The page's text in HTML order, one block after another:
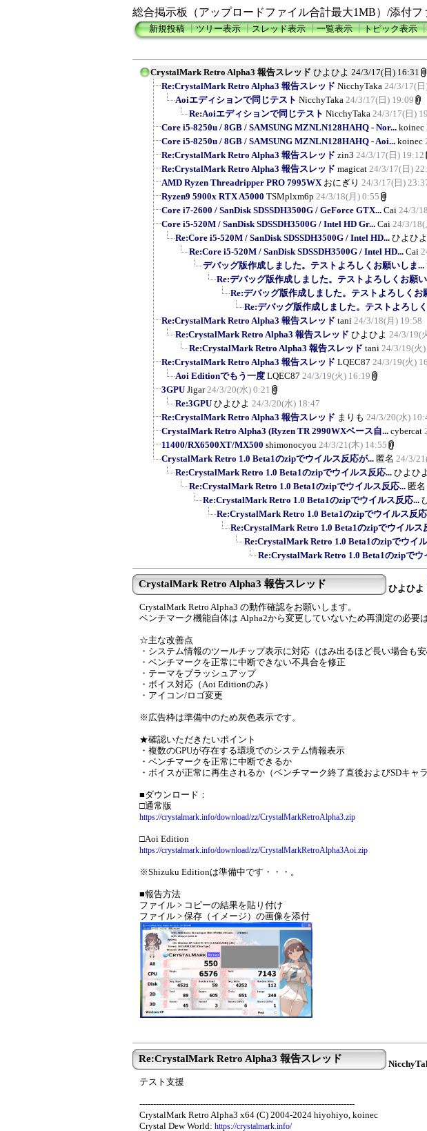
総合掲示板（アップロードファイル合計最大1MB）/添付
新規投稿┃ツリー表示┃スレッド表示┃一覧表示┃トピック表示
CrystalMark Retro Alpha3 報告スレッド ひよひよ 24/3/17(日) 16:31
Re:CrystalMark Retro Alpha3 報告スレッド NicchyTaka 24/3/17(日
Aoiエディションで同じテスト NicchyTaka 24/3/17(日) 19:09
Re:Aoiエディションで同じテスト NicchyTaka 24/3/17(日)
Core i5-8250u / 8GB / SAMSUNG MZNLN128HAHQ - Nor... koinec
Core i5-8250u / 8GB / SAMSUNG MZNLN128HAHQ - Aoi... koinec
Re:CrystalMark Retro Alpha3 報告スレッド zin3 24/3/17(日) 19:12
Re:CrystalMark Retro Alpha3 報告スレッド magicat 24/3/17(日)
AMD Ryzen Threadripper PRO 7995WX おにぎり 24/3/17(日)
Ryzen9 5900x RTX A5000 TSMplxm6p 24/3/18(月) 0:55
Core i7-2600 / SanDisk SDSSDH3500G / GeForce GTX... Cai 24/3/
Core i5-520M / SanDisk SDSSDH3500G / Intel HD Gr... Cai 24/3/18(
Re:Core i5-520M / SanDisk SDSSDH3500G / Intel HD... ひよひよ
Re:Core i5-520M / SanDisk SDSSDH3500G / Intel HD... Cai
デバッグ版作成しました。テストよろしくお願いしま...
Re:デバッグ版作成しました。テストよろしくお願
Re:デバッグ版作成しました。テストよろしくお
Re:デバッグ版作成しました。テストよろし
Re:CrystalMark Retro Alpha3 報告スレッド tani 24/3/18(月) 19:58
Re:CrystalMark Retro Alpha3 報告スレッド ひよひよ 24/3/19(
Re:CrystalMark Retro Alpha3 報告スレッド tani 24/3/19(火)
Re:CrystalMark Retro Alpha3 報告スレッド LQEC87 24/3/19(火)
Aoi Editionでもう一度 LQEC87 24/3/19(火) 16:19
3GPU Jigar 24/3/20(水) 0:21
Re:3GPU ひよひよ 24/3/20(水) 18:47
Re:CrystalMark Retro Alpha3 報告スレッド まりも 24/3/20(水)
CrystalMark Retro Alpha3 (Ryzen TR 2990WXベース自... cybercat
11400/RX6500XT/MX500 shimonocyou 24/3/21(木) 14:55
CrystalMark Retro 1.0 Beta1のzipでウイルス反応が... 匿名 24/3/
Re:CrystalMark Retro 1.0 Beta1のzipでウイルス反応... ひよひよ
Re:CrystalMark Retro 1.0 Beta1のzipでウイルス反応... 匿名
Re:CrystalMark Retro 1.0 Beta1のzipでウイルス反応...
Re:CrystalMark Retro 1.0 Beta1のzipでウイルス反
Re:CrystalMark Retro 1.0 Beta1のzipでウイルス
Re:CrystalMark Retro 1.0 Beta1のzipでウイ
Re:CrystalMark Retro 1.0 Beta1のzipでウ
CrystalMark Retro Alpha3 報告スレッド ひよひよ
CrystalMark Retro Alpha3 の動作確認をお願いします。
ベンチマーク機能自体は Alpha2から変更していないため再測定の必要
☆主な改善点
・システム情報のツールチップ表示に対応（はみ出るほど長い場合も安
・ベンチマークを正常に中断できない不具合を修正
・テーマをブラッシュアップ
・ボイス対応（Aoi Editionのみ）
・アイコン/ロゴ変更
※広告枠は準備中のため灰色表示です。
★確認いただきたいポイント
・複数のGPUが存在する環境でのシステム情報表示
・ベンチマークを正常に中断できるか
・ボイスが正常に再生されるか（ベンチマーク終了直後およびSDキャ
■ダウンロード：
□通常版
https://crystalmark.info/download/zz/CrystalMarkRetroAlpha3.zip
□Aoi Edition
https://crystalmark.info/download/zz/CrystalMarkRetroAlpha3Aoi.zip
※Shizuku Editionは準備中です・・・。
■報告方法
ファイル > コピーの結果を貼り付け
ファイル > 保存（イメージ）の画像を添付
Re:CrystalMark Retro Alpha3 報告スレッド
テスト支援
------------------------------------------------------------------------------
CrystalMark Retro Alpha3 x64 (C) 2004-2024 hiyohiyo, koinec
Crystal Dew World: https://crystalmark.info/